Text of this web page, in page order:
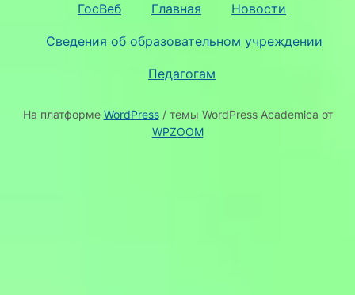
ГосВеб Главная Новости
Сведения об образовательном учреждении
Педагогам
На платформе WordPress/ темы WordPress Academica от
WPZOOM